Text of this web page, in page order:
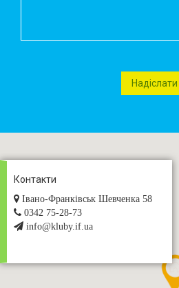
Контакти
Івано-Франківськ Шевченка 58
0342 75-28-73
info@kluby.if.ua